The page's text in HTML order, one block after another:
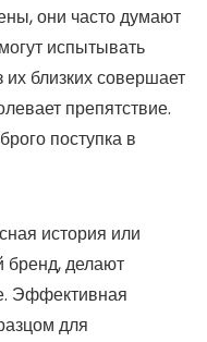
они часто думают
испытывать
их близких совершает
препятствие.
поступка в
история или
бренд, делают
Эффективная
для